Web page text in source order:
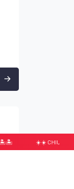
☀️☀️ CHIUSURA ESTIVA